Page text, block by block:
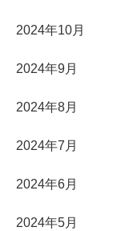
2024年10月
2024年9月
2024年8月
2024年7月
2024年6月
2024年5月